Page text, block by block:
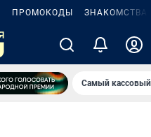
ПРОМОКОДЫ ЗНАКОМСТВА
Самый